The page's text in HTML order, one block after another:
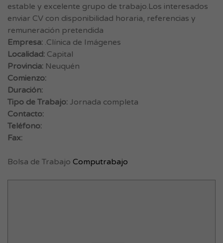
estable y excelente grupo de trabajo.Los interesados
enviar CV con disponibilidad horaria, referencias y
remuneración pretendida
Empresa: .Clínica de Imágenes
Localidad: Capital
Provincia: Neuquén
Comienzo:
Duración:
Tipo de Trabajo: Jornada completa
Contacto:
Teléfono:
Fax:
Bolsa de Trabajo Computrabajo